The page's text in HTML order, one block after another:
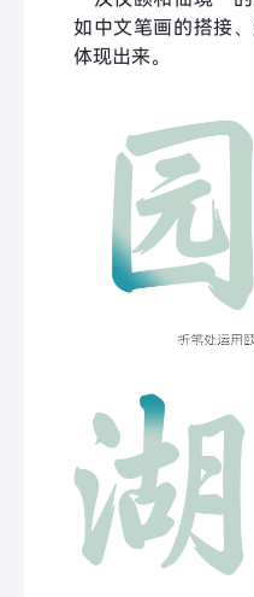
如中文笔画的搭接
体现出来。